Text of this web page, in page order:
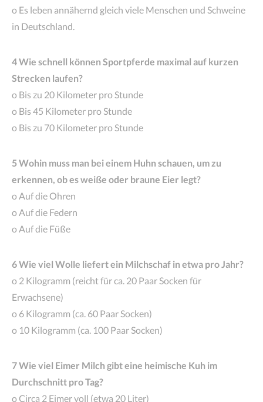
o Es leben annähernd gleich viele Menschen und Schweine
in Deutschland.
4 Wie schnell können Sportpferde maximal auf kurzen
Strecken laufen?
o Bis zu 20 Kilometer pro Stunde
o Bis 45 Kilometer pro Stunde
o Bis zu 70 Kilometer pro Stunde
5 Wohin muss man bei einem Huhn schauen, um zu
erkennen, ob es weiße oder braune Eier legt?
o Auf die Ohren
o Auf die Federn
o Auf die Füße
6 Wie viel Wolle liefert ein Milchschaf in etwa pro Jahr?
o 2 Kilogramm (reicht für ca. 20 Paar Socken für
Erwachsene)
o 6 Kilogramm (ca. 60 Paar Socken)
o 10 Kilogramm (ca. 100 Paar Socken)
7 Wie viel Eimer Milch gibt eine heimische Kuh im
Durchschnitt pro Tag?
o Circa 2 Eimer voll (etwa 20 Liter)